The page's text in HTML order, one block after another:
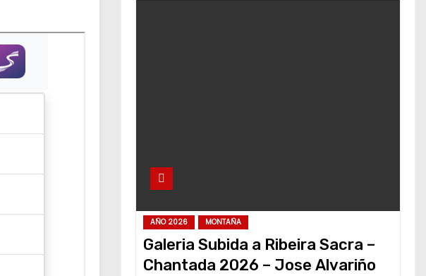
AÑO 2026 MONTAÑA
Galeria Subida a Ribeira Sacra –
Chantada 2026 – Jose Alvariño